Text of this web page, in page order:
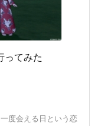
ってみた
会える日という恋